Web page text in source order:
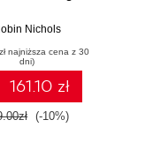
using
2024 -
Edition
Nichols
najniższa cena z 30
dni)
161.10 zł
(-10%)